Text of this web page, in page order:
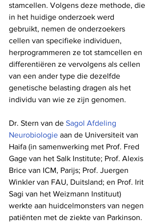
stamcellen. Volgens deze methode, die
in het huidige onderzoek werd
gebruikt, nemen de onderzoekers
cellen van specifieke individuen,
herprogrammeren ze tot stamcellen en
differentiëren ze vervolgens als cellen
van een ander type die dezelfde
genetische belasting dragen als het
individu van wie ze zijn genomen.
Dr. Stern van de Sagol Afdeling
Neurobiologie aan de Universiteit van
Haifa (in samenwerking met Prof. Fred
Gage van het Salk Institute; Prof. Alexis
Brice van ICM, Parijs; Prof. Juergen
Winkler van FAU, Duitsland; en Prof. Irit
Sagi van het Weizmann Instituut)
werkte aan huidcelmonsters van negen
patiënten met de ziekte van Parkinson.